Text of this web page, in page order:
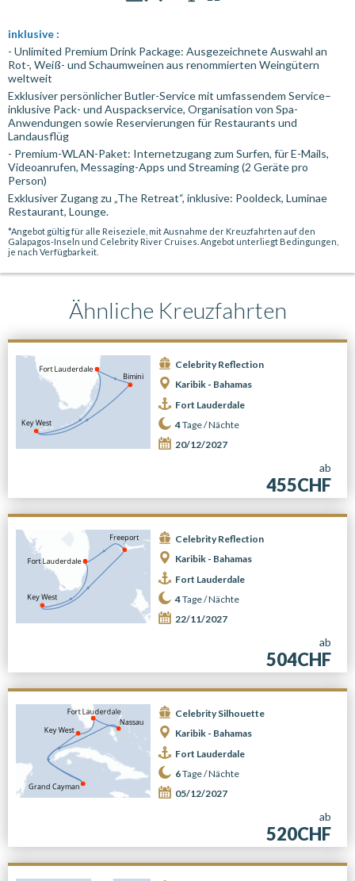
inklusive :
- Unlimited Premium Drink Package: Ausgezeichnete Auswahl an
Rot-, Weiß- und Schaumweinen aus renommierten Weingütern
weltweit
Exklusiver persönlicher Butler-Service mit umfassendem Service–
inklusive Pack- und Auspackservice, Organisation von Spa-
Anwendungen sowie Reservierungen für Restaurants und
Landausflüg
- Premium-WLAN-Paket: Internetzugang zum Surfen, für E-Mails,
Videoanrufen, Messaging-Apps und Streaming (2 Geräte pro
Person)
Exklusiver Zugang zu „The Retreat“, inklusive: Pooldeck, Luminae
Restaurant, Lounge.
*Angebot gültig für alle Reiseziele, mit Ausnahme der Kreuzfahrten auf den
Galapagos-Inseln und Celebrity River Cruises. Angebot unterliegt Bedingungen,
je nach Verfügbarkeit.
Ähnliche Kreuzfahrten
Celebrity Reflection
Karibik - Bahamas
Fort Lauderdale
4Tage /Nächte
20/12/2027
ab
455CHF
Celebrity Reflection
Karibik - Bahamas
Fort Lauderdale
4Tage /Nächte
22/11/2027
ab
504CHF
Celebrity Silhouette
Karibik - Bahamas
Fort Lauderdale
6Tage /Nächte
05/12/2027
ab
520CHF